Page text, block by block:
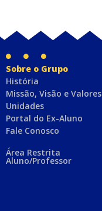
Sobre o Grupo
História
Missão, Visão e Valores
Unidades
Portal do Ex-Aluno
Fale Conosco
Área Restrita
Aluno/Professor